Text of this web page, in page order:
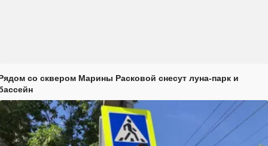
со сквером Марины Расковой снесут луна-парк и